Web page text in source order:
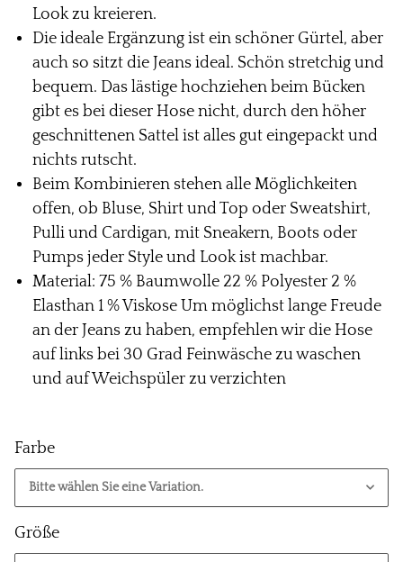
Look zu kreieren.
Die ideale Ergänzung ist ein schöner Gürtel, aber
auch so sitzt die Jeans ideal. Schön stretchig und
bequem. Das lästige hochziehen beim Bücken
gibt es bei dieser Hose nicht, durch den höher
geschnittenen Sattel ist alles gut eingepackt und
nichts rutscht.
Beim Kombinieren stehen alle Möglichkeiten
offen, ob Bluse, Shirt und Top oder Sweatshirt,
Pulli und Cardigan, mit Sneakern, Boots oder
Pumps jeder Style und Look ist machbar.
Material: 75 % Baumwolle 22 % Polyester 2 %
Elasthan 1 % Viskose Um möglichst lange Freude
an der Jeans zu haben, empfehlen wir die Hose
auf links bei 30 Grad Feinwäsche zu waschen
und auf Weichspüler zu verzichten
Farbe
Bitte wählen Sie eine Variation.
Größe